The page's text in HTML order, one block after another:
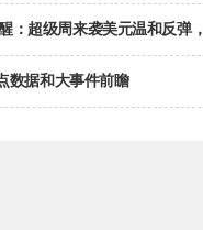
级周来袭美元温和反弹，警惕筑底可能性
数据和大事件前瞻